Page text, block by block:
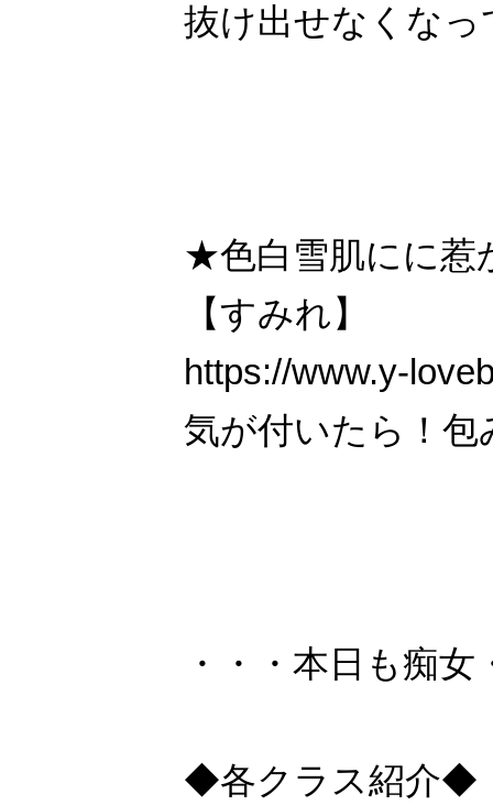
抜け出せなくなっ
★色白雪肌にに惹
【すみれ】
https://www.y-
気が付いたら！
・・・本日も痴
◆各クラス紹介◆